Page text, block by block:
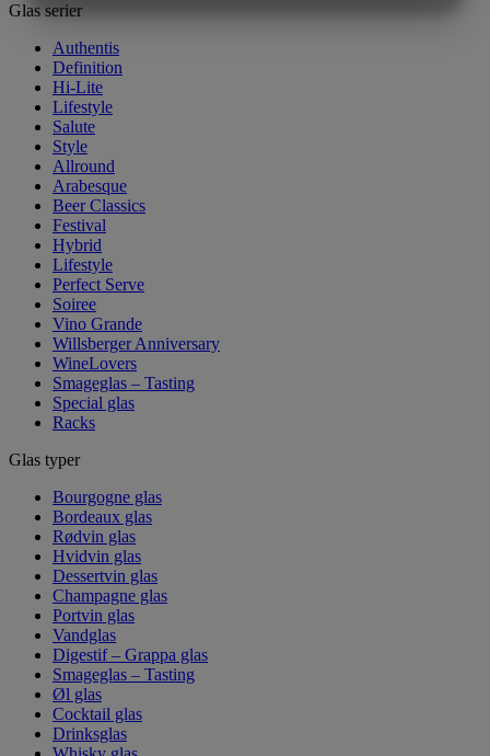
Glas serier
Authentis
Definition
Hi-Lite
Lifestyle
Salute
Style
Allround
Arabesque
Beer Classics
Festival
Hybrid
Lifestyle
Perfect Serve
Soiree
Vino Grande
Willsberger Anniversary
WineLovers
Smageglas – Tasting
Special glas
Racks
Glas typer
Bourgogne glas
Bordeaux glas
Rødvin glas
Hvidvin glas
Dessertvin glas
Champagne glas
Portvin glas
Vandglas
Digestif – Grappa glas
Smageglas – Tasting
Øl glas
Cocktail glas
Drinksglas